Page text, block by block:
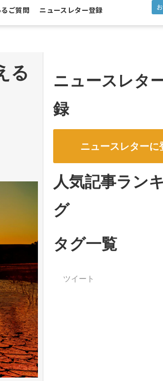
ご質問 ニュースレター登録
る
ニュースレタ
録
ニュースレターに
人気記事ラン
グ
タグ一覧
ツイート